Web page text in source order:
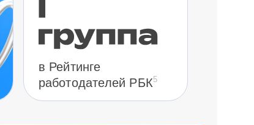
в Рейтинге
работодателей РБК5